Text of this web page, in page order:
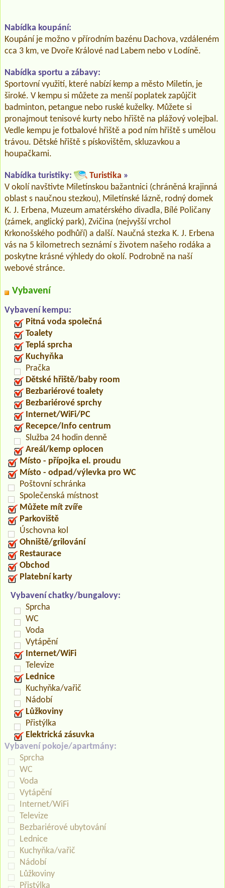
Nabídka koupání:
Koupání je možno v přírodním bazénu Dachova, vzdáleném
cca 3 km, ve Dvoře Králové nad Labem nebo v Lodíně.
Nabídka sportu a zábavy:
Sportovní využití, které nabízí kemp a město Miletín, je
široké. V kempu si můžete za menší poplatek zapůjčit
badminton, petangue nebo ruské kuželky. Můžete si
pronajmout tenisové kurty nebo hřiště na plážový volejbal.
Vedle kempu je fotbalové hřiště a pod ním hřiště s umělou
trávou. Dětské hřiště s pískovištěm, skluzavkou a
houpačkami.
Nabídka turistiky: Turistika »
V okolí navštivte Miletínskou bažantnici (chráněná krajinná
oblast s naučnou stezkou), Miletínské lázně, rodný domek
K. J. Erbena, Muzeum amatérského divadla, Bílé Poličany
(zámek, anglický park), Zvičina (nejvyšší vrchol
Krkonošského podhůří) a další. Naučná stezka K. J. Erbena
vás na 5 kilometrech seznámí s životem našeho rodáka a
poskytne krásné výhledy do okolí. Podrobně na naší
webové stránce.
Vybavení
Vybavení kempu:
Pitná voda společná
Toalety
Teplá sprcha
Kuchyňka
Pračka
Dětské hřiště/baby room
Bezbariérové toalety
Bezbariérové sprchy
Internet/WiFi/PC
Recepce/Info centrum
Služba 24 hodin denně
Areál/kemp oplocen
Místo - přípojka el. proudu
Místo - odpad/výlevka pro WC
Poštovní schránka
Společenská místnost
Můžete mít zvíře
Parkoviště
Úschovna kol
Ohniště/grilování
Restaurace
Obchod
Platební karty
Vybavení chatky/bungalovy:
Sprcha
WC
Voda
Vytápění
Internet/WiFi
Televize
Lednice
Kuchyňka/vařič
Nádobí
Lůžkoviny
Přistýlka
Elektrická zásuvka
Vybavení pokoje/apartmány:
Sprcha
WC
Voda
Vytápění
Internet/WiFi
Televize
Bezbariérové ubytování
Lednice
Kuchyňka/vařič
Nádobí
Lůžkoviny
Přistýlka